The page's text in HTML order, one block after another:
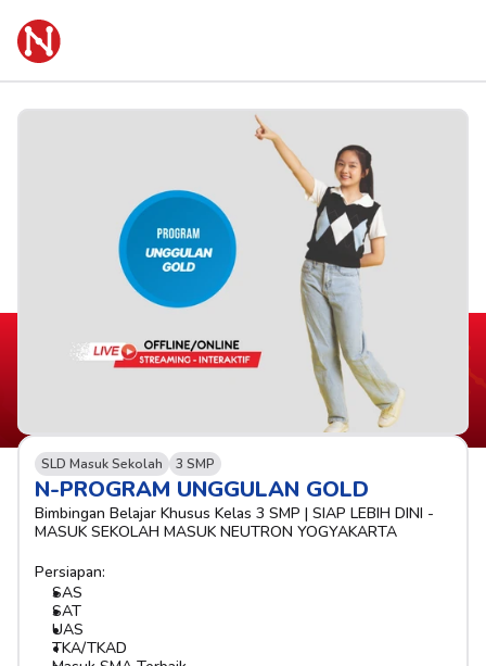
SLD Masuk Sekolah 3 SMP
N-PROGRAM UNGGULAN GOLD
Bimbingan Belajar Khusus Kelas 3 SMP | SIAP LEBIH DINI -
MASUK SEKOLAH MASUK NEUTRON YOGYAKARTA
Persiapan:
SAS
SAT
UAS
TKA/TKAD